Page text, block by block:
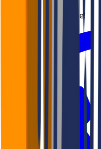
Gostou? Compartilhe!